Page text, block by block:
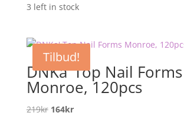
pris pris
3 left in stock
Tilbud!
DNKa’ Top Nail Forms
Monroe, 120pcs
219kr Opprinnelig
164krNåværende